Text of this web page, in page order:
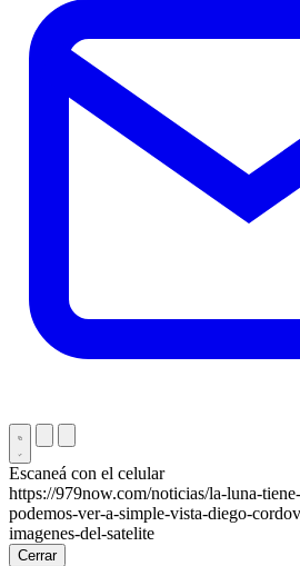
Escaneá con el celular
https://979now.com/noticias/la-luna-
podemos-ver-a-simple-vista-diego-
imagenes-del-satelite
Cerrar